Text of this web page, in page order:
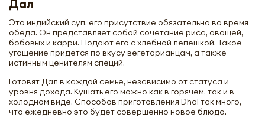
Дал
Это индийский суп, его присутствие обязательно во время
обеда. Он представляет собой сочетание риса, овощей,
бобовых и карри. Подают его с хлебной лепешкой. Такое
угощение придется по вкусу вегетарианцам, а также
истинным ценителям специй.
Готовят Дал в каждой семье, независимо от статуса и
уровня дохода. Кушать его можно как в горячем, так и в
холодном виде. Способов приготовления Dhal так много,
что ежедневно это будет совершенно новое блюдо.